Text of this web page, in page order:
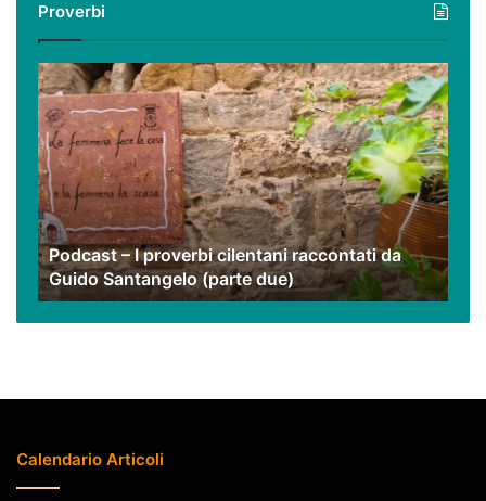
nostri
video
Proverbi
Podcast
–
I
proverbi
cilentani
raccontati
da
Guido
Santangelo
(parte
due)
Podcast – I proverbi cilentani raccontati da
Guido Santangelo (parte due)
Calendario Articoli